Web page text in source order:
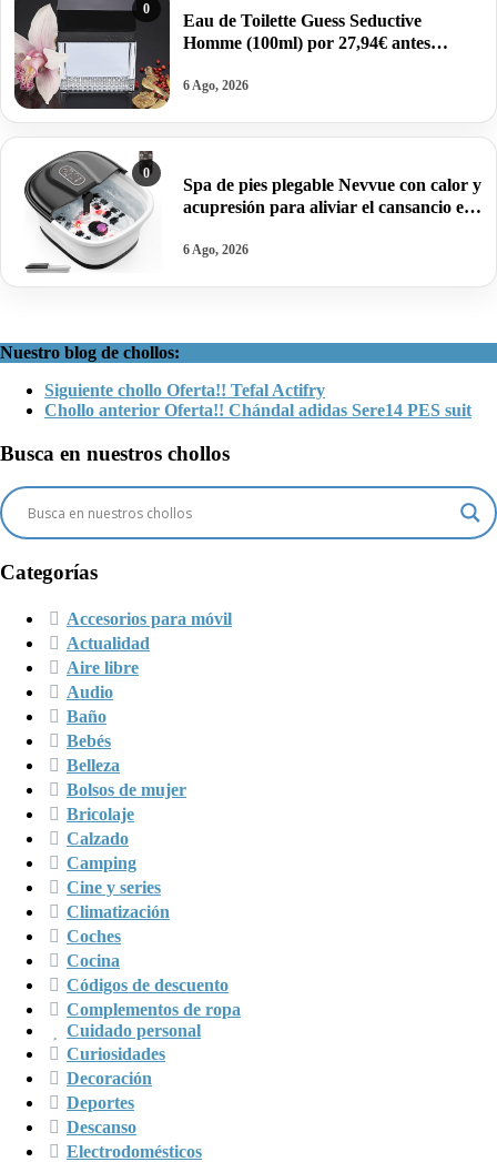
0
Eau de Toilette Guess Seductive
Homme (100ml) por 27,94€ antes
6 Ago, 2026
0
Spa de pies plegable Nevvue con calor y
acupresión para aliviar el cansancio en
6 Ago, 2026
Nuestro blog de chollos:
Siguiente chollo Oferta!! Tefal Actifry
Chollo anterior Oferta!! Chándal adidas Sere14 PES suit
Busca en nuestros chollos
Categorías
Accesorios para móvil
Actualidad
Aire libre
Audio
Baño
Bebés
Belleza
Bolsos de mujer
Bricolaje
Calzado
Camping
Cine y series
Climatización
Coches
Cocina
Códigos de descuento
Complementos de ropa
Cuidado personal
Curiosidades
Decoración
Deportes
Descanso
Electrodomésticos